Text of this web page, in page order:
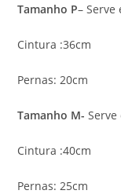
Tamanho P– Serve
Cintura :36cm
Pernas: 20cm
Tamanho M-
Cintura :40cm
Pernas: 25cm